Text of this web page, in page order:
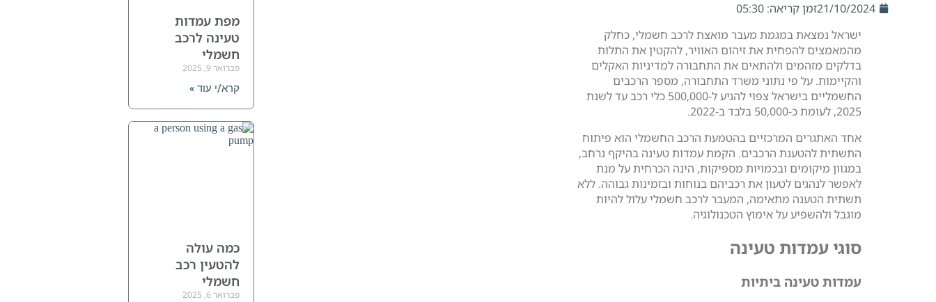
21/10/2024זמן קריאה: 05:30
ישראל נמצאת במגמת מעבר מואצת לרכב חשמלי, כחלק
מהמאמצים להפחית את זיהום האוויר, להקטין את התלות
בדלקים מזהמים ולהתאים את התחבורה למדיניות האקלים
והקיימות. על פי נתוני משרד התחבורה, מספר הרכבים
החשמליים בישראל צפוי להגיע ל-500,000 כלי רכב עד לשנת
2025, לעומת כ-50,000 בלבד ב-2022.
אחד האתגרים המרכזיים בהטמעת הרכב החשמלי הוא פיתוח
התשתית להטענת הרכבים. הקמת עמדות טעינה בהיקף נרחב,
במגוון מיקומים ובכמויות מספיקות, הינה הכרחית על מנת
לאפשר לנהגים לטעון את רכביהם בנוחות ובזמינות גבוהה. ללא
תשתית הטענה מתאימה, המעבר לרכב חשמלי עלול להיות
מוגבל ולהשפיע על אימוץ הטכנולוגיה.
סוגי עמדות טעינה
עמדות טעינה ביתיות
מפת עמדות
טעינה לרכב
חשמלי
פברואר 9, 2025
קרא/י עוד »
כמה עולה
להטעין רכב
חשמלי
פברואר 6, 2025